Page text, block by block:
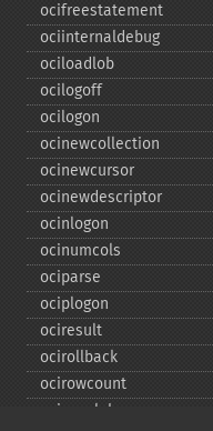
ocifreestatement
ociinternaldebug
ociloadlob
ocilogoff
ocilogon
ocinewcollection
ocinewcursor
ocinewdescriptor
ocinlogon
ocinumcols
ociparse
ociplogon
ociresult
ocirollback
ocirowcount
ocisavelob